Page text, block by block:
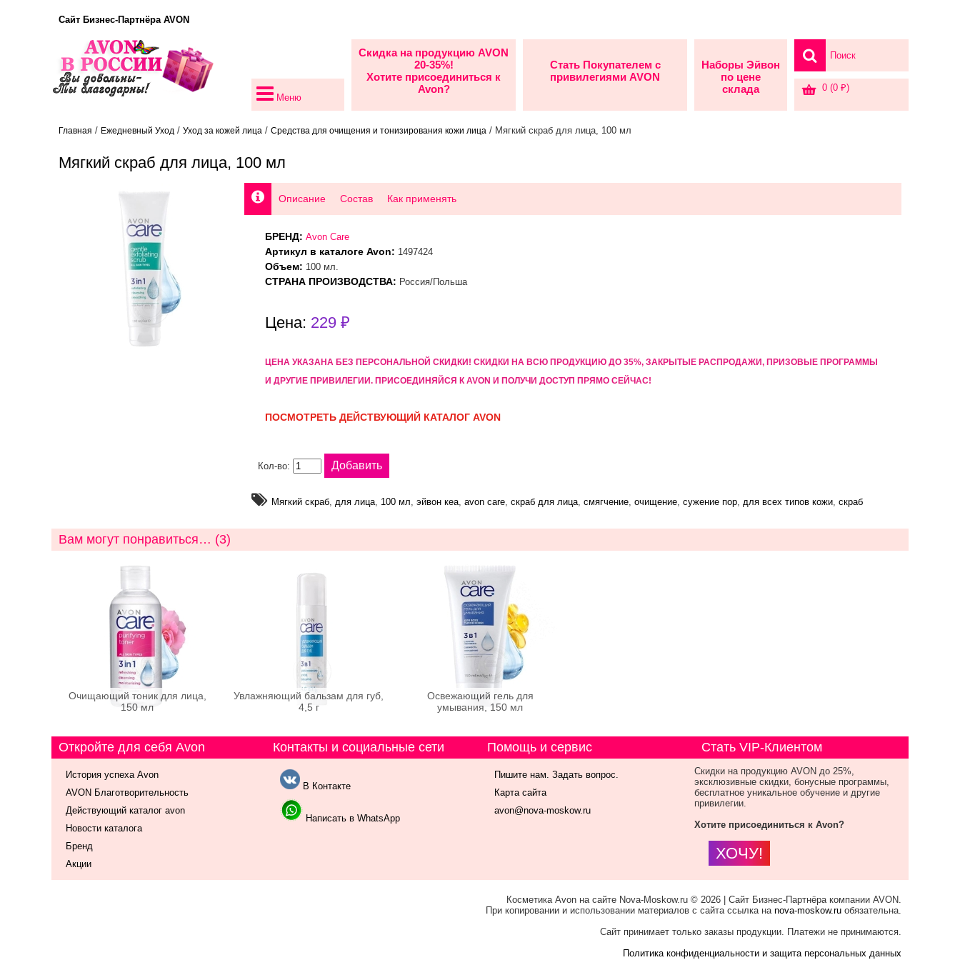
Сайт Бизнес-Партнёра AVON
Скидка на продукцию AVON
20-35%!
Хотите присоединиться к
Avon?
Стать Покупателем с
привилегиями AVON
Наборы Эйвон
по цене
склада
0 (0 ₽)
Меню
Главная / Ежедневный Уход / Уход за кожей лица / Средства для очищения и тонизирования кожи лица / Мягкий скраб для лица, 100 мл
Мягкий скраб для лица, 100 мл
Описание Состав Как применять
БРЕНД: Avon Care
Артикул в каталоге Avon: 1497424
Объем: 100 мл.
СТРАНА ПРОИЗВОДСТВА: Россия/Польша
Цена: 229 ₽
ЦЕНА УКАЗАНА БЕЗ ПЕРСОНАЛЬНОЙ СКИДКИ! CКИДКИ НА ВСЮ ПРОДУКЦИЮ ДО 35%, ЗАКРЫТЫЕ РАСПРОДАЖИ, ПРИЗОВЫЕ ПРОГРАММЫ
И ДРУГИЕ ПРИВИЛЕГИИ. ПРИСОЕДИНЯЙСЯ К AVON И ПОЛУЧИ ДОСТУП ПРЯМО СЕЙЧАС!
ПОСМОТРЕТЬ ДЕЙСТВУЮЩИЙ КАТАЛОГ AVON
Кол-во:
Мягкий скраб, для лица, 100 мл, эйвон кеа, avon care, скраб для лица, смягчение, очищение, сужение пор, для всех типов кожи, скраб
Вам могут понравиться… (3)
Очищающий тоник для лица,
150 мл
Увлажняющий бальзам для губ,
4,5 г
Освежающий гель для
умывания, 150 мл
Откройте для себя Avon
История успеха Avon
AVON Благотворительность
Действующий каталог avon
Новости каталога
Бренд
Акции
Контакты и социальные сети
В Контакте
Написать в WhatsApp
Помощь и сервис
Пишите нам. Задать вопрос.
Карта сайта
avon@nova-moskow.ru
Стать VIP-Клиентом
Скидки на продукцию AVON до 25%,
эксклюзивные скидки, бонусные программы,
бесплатное уникальное обучение и другие
привилегии.
Хотите присоединиться к Avon?
ХОЧУ!
Косметика Avon на сайте Nova-Moskow.ru © 2026 | Сайт Бизнес-Партнёра компании AVON.
При копировании и использовании материалов с сайта ссылка на nova-moskow.ru обязательна.
Сайт принимает только заказы продукции. Платежи не принимаются.
Политика конфиденциальности и защита персональных данных